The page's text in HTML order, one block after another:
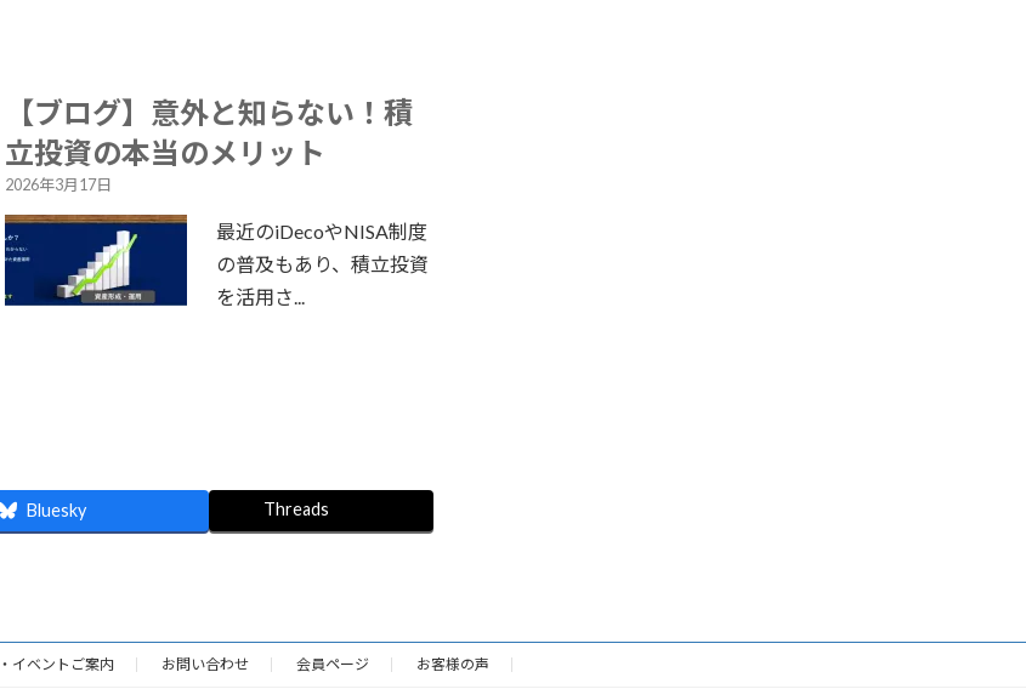
【ブログ】意外と知らない！積
立投資の本当のメリット
2026年3月17日
最近のiDecoやNISA制度
の普及もあり、積立投資
を活用さ...
Bluesky Threads
イベントご案内 お問い合わせ 会員ページ お客様の声